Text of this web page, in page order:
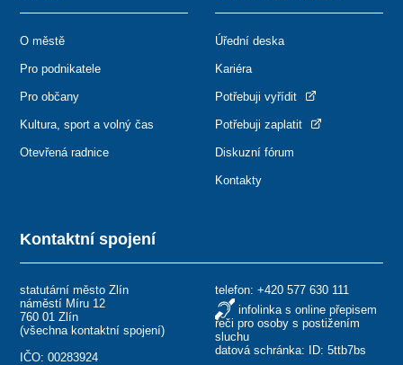
Kontaktní spojení
statutární město Zlín
náměstí Míru 12
760 01 Zlín
(všechna kontaktní spojení)
IČO: 00283924
telefon: +420 577 630 111
infolinka s online přepisem
řeči pro osoby s postižením
sluchu
datová schránka: ID: 5ttb7bs
O městě
Pro podnikatele
Pro občany
Kultura, sport a volný čas
Otevřená radnice
Úřední deska
Kariéra
Potřebuji vyřídit
Potřebuji zaplatit
Diskuzní fórum
Kontakty